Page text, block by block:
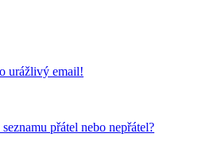
urážlivý email!
přátel nebo nepřátel?